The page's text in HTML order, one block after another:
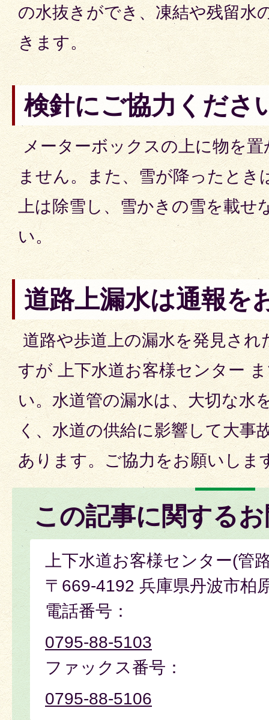
の水抜きができ、凍結や残留水
きます。
検針にご協力くださ
メーターボックスの上に物を
ません。また、雪が降ったとき
上は除雪し、雪かきの雪を載せ
い。
道路上漏水は通報を
道路や歩道上の漏水を発見され
すが 上下水道お客様センター
い。水道管の漏水は、大切な水
く、水道の供給に影響して大事
あります。ご協力をお願いしま
この記事に関する
上下水道お客様センター(管
〒669-4192 兵庫県丹波市柏
電話番号：
0795-88-5103
ファックス番号：
0795-88-5106